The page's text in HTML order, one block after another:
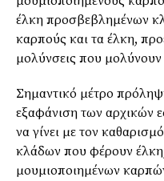
έλκη προσβεβλημένων
καρπούς και τα έλκη,
μολύνσεις που μολύνουν
Σημαντικό μέτρο
εξαφάνιση των αρχικών
να γίνει με τον
κλάδων που φέρουν
μουμιοποιημένων